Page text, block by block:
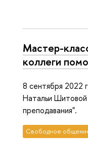
Мастер-
коллеги
8 сентября 2022
Натальи
преподавания".
Свободное